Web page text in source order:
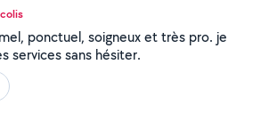
ponctuel, soigneux et très pro. je
services sans hésiter.